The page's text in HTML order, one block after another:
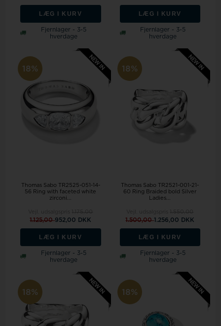
LÆG I KURV
Fjernlager - 3-5
hverdage
LÆG I KURV
Fjernlager - 3-5
hverdage
18%
Thomas Sabo TR2525-051-14-
56 Ring with faceted white
zirconi...
1.125,00952,00 DKK
LÆG I KURV
Fjernlager - 3-5
hverdage
18%
Thomas Sabo TR2521-001-21-
60 Ring Braided bold Silver
Ladies...
1.500,001.256,00 DKK
LÆG I KURV
Fjernlager - 3-5
hverdage
18% 18%